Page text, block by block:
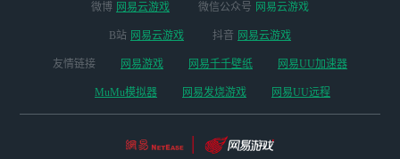
微博 网易云游戏 微信公众号 网易云游戏
B站 网易云游戏 抖音 网易云游戏
友情链接 网易游戏 网易千千壁纸 网易UU加速器
MuMu模拟器 网易发烧游戏 网易UU远程